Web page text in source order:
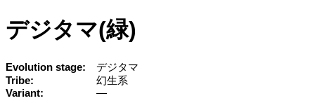
デジタマ(緑)
Evolution stage
デジタマ
Tribe
幻生系
Variant
—